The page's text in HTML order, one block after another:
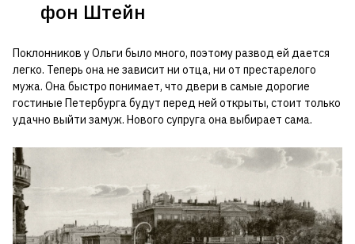
фон Штейн
Поклонников у Ольги было много, поэтому развод ей дается
легко. Теперь она не зависит ни отца, ни от престарелого
мужа. Она быстро понимает, что двери в самые дорогие
гостиные Петербурга будут перед ней открыты, стоит только
удачно выйти замуж. Нового супруга она выбирает сама.